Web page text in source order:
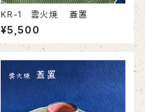
KR-1 雲火焼 蓋置
¥5,500